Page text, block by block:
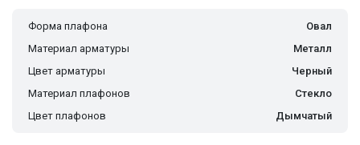
Форма плафона
Овал
Материал арматуры
Металл
Цвет арматуры
Черный
Материал плафонов
Стекло
Цвет плафонов
Дымчатый